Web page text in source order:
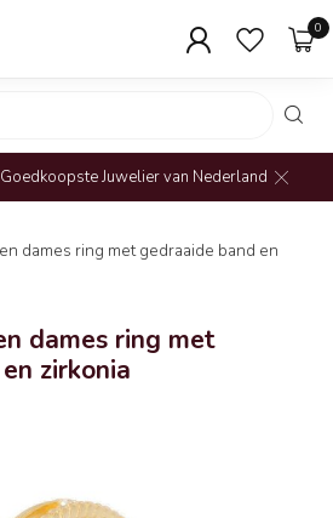
0
Juwelier van Nederland
dames ring met gedraaide band en
dames ring met
zirkonia